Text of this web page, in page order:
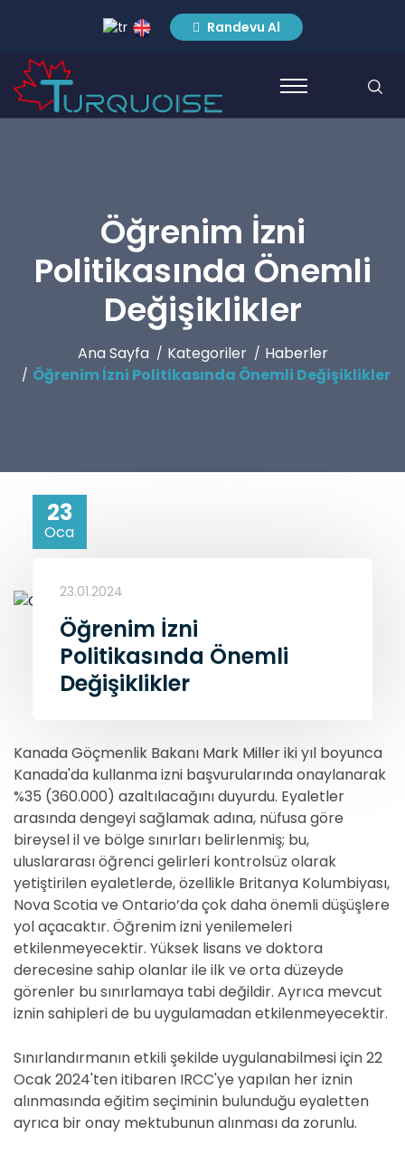
Randevu Al
Öğrenim İzni
Politikasında Önemli
Değişiklikler
Ana Sayfa Kategoriler
Haberler
Öğrenim İzni Politikasında Önemli Değişiklikler
23
Oca
23.01.2024
Öğrenim İzni
Politikasında Önemli
Değişiklikler
Kanada Göçmenlik Bakanı Mark Miller iki yıl boyunca
Kanada'da kullanma izni başvurularında onaylanarak
%35 (360.000) azaltılacağını duyurdu. Eyaletler
arasında dengeyi sağlamak adına, nüfusa göre
bireysel il ve bölge sınırları belirlenmiş; bu,
uluslararası öğrenci gelirleri kontrolsüz olarak
yetiştirilen eyaletlerde, özellikle Britanya Kolumbiyası,
Nova Scotia ve Ontario’da çok daha önemli düşüşlere
yol açacaktır. Öğrenim izni yenilemeleri
etkilenmeyecektir. Yüksek lisans ve doktora
derecesine sahip olanlar ile ilk ve orta düzeyde
görenler bu sınırlamaya tabi değildir. Ayrıca mevcut
iznin sahipleri de bu uygulamadan etkilenmeyecektir.
Sınırlandırmanın etkili şekilde uygulanabilmesi için 22
Ocak 2024'ten itibaren IRCC'ye yapılan her iznin
alınmasında eğitim seçiminin bulunduğu eyaletten
ayrıca bir onay mektubunun alınması da zorunlu.